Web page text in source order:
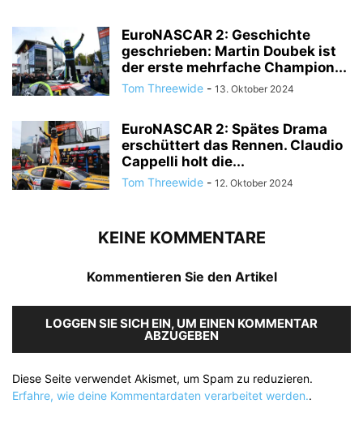
EuroNASCAR 2: Geschichte
geschrieben: Martin Doubek ist
der erste mehrfache Champion...
Tom Threewide - 13. Oktober 2024
EuroNASCAR 2: Spätes Drama
erschüttert das Rennen. Claudio
Cappelli holt die...
Tom Threewide - 12. Oktober 2024
KEINE KOMMENTARE
Kommentieren Sie den Artikel
LOGGEN SIE SICH EIN, UM EINEN KOMMENTAR
ABZUGEBEN
Diese Seite verwendet Akismet, um Spam zu reduzieren.
Erfahre, wie deine Kommentardaten verarbeitet werden..